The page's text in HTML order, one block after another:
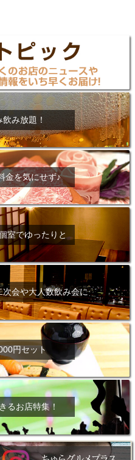
み放題！
金を気にせず♪
室でゆったりと
会や大人数飲み会に
円セット
るお店特集！